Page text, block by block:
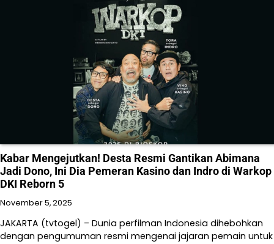
Kabar Mengejutkan! Desta Resmi Gantikan Abimana
Jadi Dono, Ini Dia Pemeran Kasino dan Indro di Warkop
DKI Reborn 5
November 5, 2025
JAKARTA (tvtogel) – Dunia perfilman Indonesia dihebohkan
dengan pengumuman resmi mengenai jajaran pemain untuk